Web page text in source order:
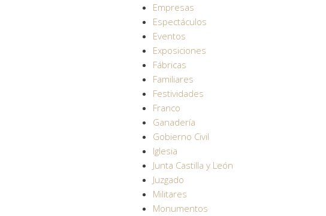
Empresas
Espectáculos
Eventos
Exposiciones
Fábricas
Familiares
Festividades
Franco
Ganadería
Gobierno Civil
Iglesia
Junta Castilla y León
Juzgado
Militares
Monumentos